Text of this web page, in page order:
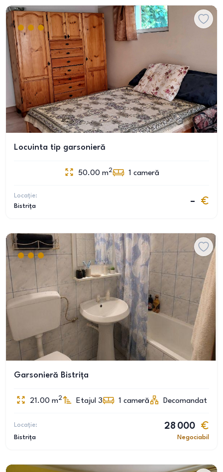
Locuinta tip garsonieră
50.00 m2 1 cameră
Locație:
Bistrița
–
Garsonieră Bistrița
21.00 m2 Etajul 3 1 cameră Decomandat
Locație:
Bistrița
28 000
Negociabil